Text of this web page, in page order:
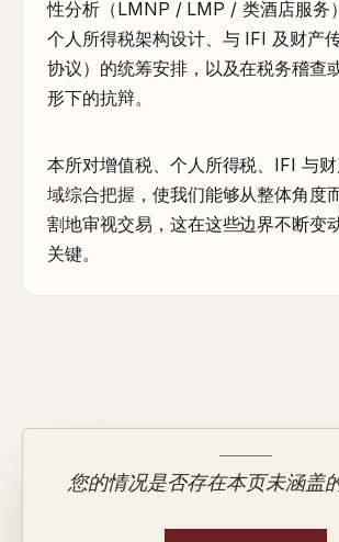
性分析（LMNP / LMP / 类酒店服务
个人所得税架构设计、与 IFI 及财产
协议）的统筹安排，以及在税务稽查
形下的抗辩。
本所对增值税、个人所得税、IFI 与
域综合把握 ，使我们能够从整体角度
割地审视交易，这在这些边界不断变
关键。
您的情况是否存在本页未涵盖